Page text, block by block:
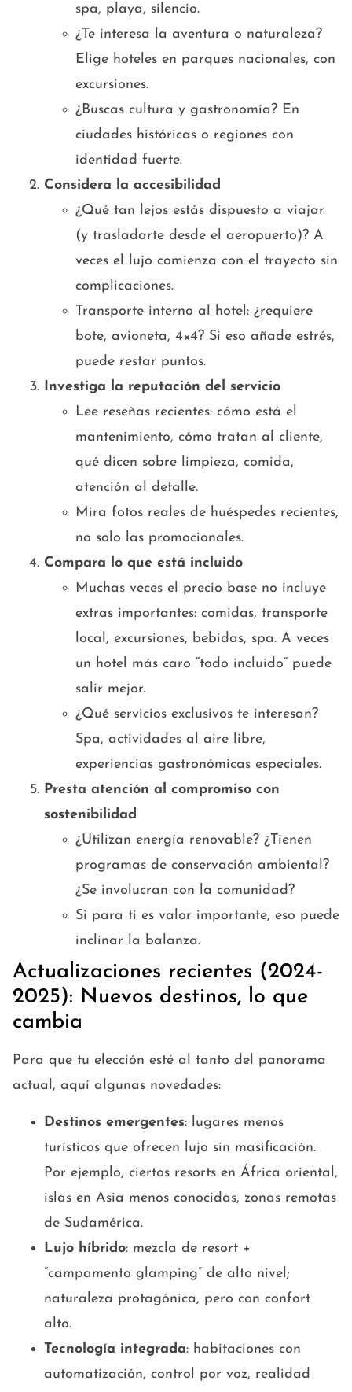
spa, playa, silencio.
¿Te interesa la aventura o naturaleza?
Elige hoteles en parques nacionales, con
excursiones.
¿Buscas cultura y gastronomía? En
ciudades históricas o regiones con
identidad fuerte.
Considera la accesibilidad
¿Qué tan lejos estás dispuesto a viajar
(y trasladarte desde el aeropuerto)? A
veces el lujo comienza con el trayecto sin
complicaciones.
Transporte interno al hotel: ¿requiere
bote, avioneta, 4×4? Si eso añade estrés,
puede restar puntos.
Investiga la reputación del servicio
Lee reseñas recientes: cómo está el
mantenimiento, cómo tratan al cliente,
qué dicen sobre limpieza, comida,
atención al detalle.
Mira fotos reales de huéspedes recientes,
no solo las promocionales.
Compara lo que está incluido
Muchas veces el precio base no incluye
extras importantes: comidas, transporte
local, excursiones, bebidas, spa. A veces
un hotel más caro “todo incluido” puede
salir mejor.
¿Qué servicios exclusivos te interesan?
Spa, actividades al aire libre,
experiencias gastronómicas especiales.
Presta atención al compromiso con
sostenibilidad
¿Utilizan energía renovable? ¿Tienen
programas de conservación ambiental?
¿Se involucran con la comunidad?
Si para ti es valor importante, eso puede
inclinar la balanza.
Actualizaciones recientes (2024-
2025): Nuevos destinos, lo que
cambia
Para que tu elección esté al tanto del panorama
actual, aquí algunas novedades:
Destinos emergentes: lugares menos
turísticos que ofrecen lujo sin masificación.
Por ejemplo, ciertos resorts en África oriental,
islas en Asia menos conocidas, zonas remotas
de Sudamérica.
Lujo híbrido: mezcla de resort +
“campamento glamping” de alto nivel;
naturaleza protagónica, pero con confort
alto.
Tecnología integrada: habitaciones con
automatización, control por voz, realidad